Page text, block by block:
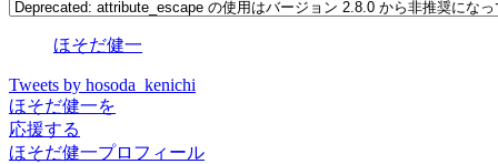
ほそだ健一
Tweets by hosoda_kenichi
ほそだ健一を
応援する
ほそだ健一プロフィール